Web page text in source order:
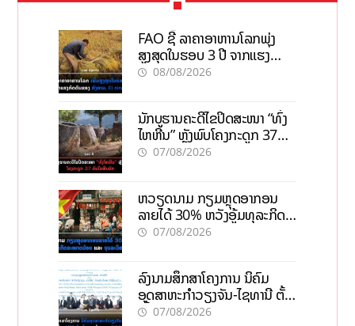
FAO ຊີ້ ລາຄາອາຫານໂລກພຸ່ງ
ສູງສຸດໃນຮອບ 3 ປີ ຈາກແຮງ
ກົດດັນຂອງສົງຄາມ, El nino
08/08/2026
ນັກບູຮານຄະດີໄຂປິດສະໜາ “ທົ່ງ
ໄຫຫີນ” ຫຼັງພົບໂຄງກະດູກ 37
ຄົນໃນຫີນຍັກ
07/08/2026
ຫວຽດນາມ ກຽມຫຼຸດອາກອນ
ລາຍໄດ້ 30% ຫວັງອູ້ມທຸລະກິດ
ຂະໜາດນ້ອຍ ແລະ ຈຸນລະ
07/08/2026
ລົງນາມສຶກສາໂຄງການ ນິຄົມ
ອຸດສາຫະກຳວຽງຈັນ-ໄຊທານີ ຕັ້ງ
ເປົ້າດຶງທຶນ 150 ລ້ານໂດລາ, ສ້າງ
07/08/2026